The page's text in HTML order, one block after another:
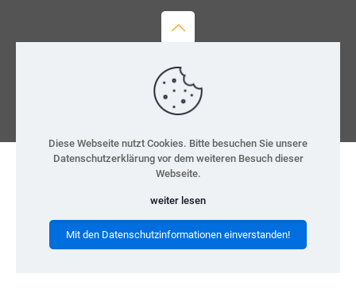
© 2026 H-Team e.V.
Datenschutz
Diese Webseite nutzt Cookies. Bitte besuchen Sie unsere
Datenschutzerklärung vor dem weiteren Besuch dieser
Webseite.
weiter lesen
Mit den Datenschutzinformationen einverstanden!